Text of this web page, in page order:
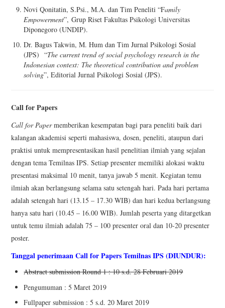
Novi Qonitatin, S.Psi., M.A. dan Tim Peneliti “Family
Empowerment”, Grup Riset Fakultas Psikologi Universitas
Diponegoro (UNDIP).
Dr. Bagus Takwin, M. Hum dan Tim Jurnal Psikologi Sosial
(JPS) “The current trend of social psychology research in the
Indonesian context: The theoretical contribution and problem
solving”, Editorial Jurnal Psikologi Sosial (JPS).
Call for Papers
Call for Papermemberikan kesempatan bagi para peneliti baik dari
kalangan akademisi seperti mahasiswa, dosen, peneliti, ataupun dari
praktisi untuk mempresentasikan hasil penelitian ilmiah yang sejalan
dengan tema Temilnas IPS. Setiap presenter memiliki alokasi waktu
presentasi maksimal 10 menit, tanya jawab 5 menit. Kegiatan temu
ilmiah akan berlangsung selama satu setengah hari. Pada hari pertama
adalah setengah hari (13.15 – 17.30 WIB) dan hari kedua berlangsung
hanya satu hari (10.45 – 16.00 WIB). Jumlah peserta yang ditargetkan
untuk temu ilmiah adalah 75 – 100 presenter oral dan 10-20 presenter
poster.
Tanggal penerimaan Call for Papers Temilnas IPS (DIUNDUR):
Abstract submission Round 1 : 10 s.d. 28 Februari 2019
Pengumuman : 5 Maret 2019
Fullpaper submission : 5 s.d. 20 Maret 2019